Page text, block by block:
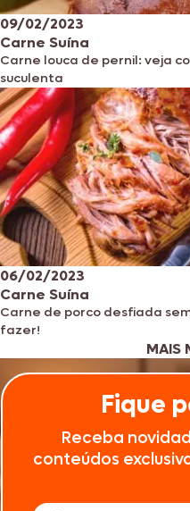
09/02/2023
Carne Suína
Carne louca de pernil: veja
suculenta
06/02/2023
Carne Suína
Carne de porco desfiada
fazer!
MAIS
Fique
Receba
conteúdos